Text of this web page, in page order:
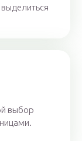
выбор